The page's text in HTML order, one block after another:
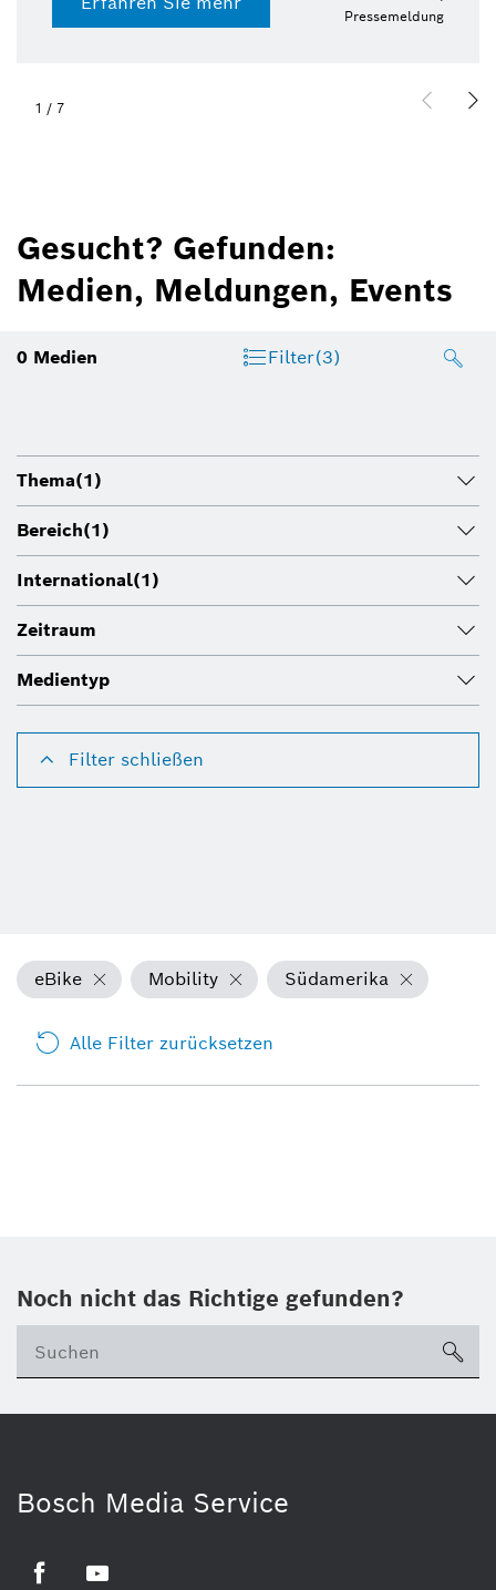
Pressemeldung
1 / 7
Gesucht? Gefunden:
Medien, Meldungen, Events
0 Medien Filter(3)
Thema(1)
Bereich(1)
International(1)
Zeitraum
Medientyp
Filter schließen
eBike Mobility Südamerika
Alle Filter zurücksetzen
Noch nicht das Richtige gefunden?
Bosch Media Service